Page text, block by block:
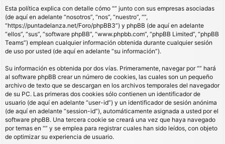
s
Esta política explica con detalle cómo “” junto con sus empresas asociadas
(de aquí en adelante “nosotros”, “nos”, “nuestro”, “”,
“https://puntadelanza.net/Foro/phpBB3”) y phpBB (de aquí en adelante
“ellos”, “sus”, “software phpBB”, “www.phpbb.com”, “phpBB Limited”, “phpBB
Teams”) emplean cualquier información obtenida durante cualquier sesión
de uso por usted (de aquí en adelante “su información”).
Su información es obtenida por dos vías. Primeramente, navegar por “” hará
al software phpBB crear un número de cookies, las cuales son un pequeño
archivo de texto que se descargan en los archivos temporales del navegador
de su PC. Las primeras dos cookies sólo contienen un identificador de
usuario (de aquí en adelante “user-id”) y un identificador de sesión anónima
(de aquí en adelante “session-id”), automáticamente asignada a usted por el
software phpBB. Una tercera cookie se creará una vez que haya navegado
por temas en “” y se emplea para registrar cuales han sido leídos, con objeto
de optimizar su experiencia de usuario.